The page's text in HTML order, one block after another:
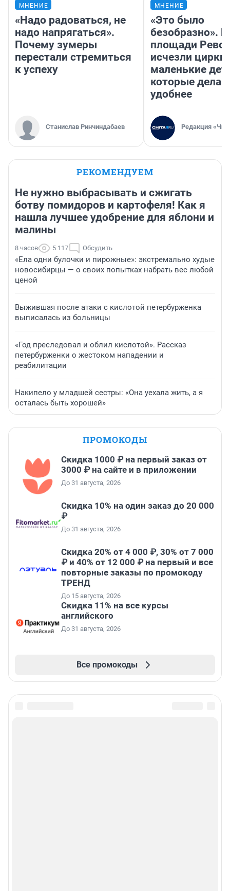
МНЕНИЕ
«Надо радоваться, не
надо напрягаться».
Почему зумеры
перестали стремиться
к успеху
Станислав Ринчиндабаев
МНЕНИЕ
«Это было
безобразно».
площади
исчезли цирки
маленькие
которые
удобнее
Редакция
РЕКОМЕНДУЕМ
Не нужно выбрасывать и сжигать
ботву помидоров и картофеля! Как я
нашла лучшее удобрение для яблони и
малины
8 часов 5 117 Обсудить
«Ела одни булочки и пирожные»: экстремально худые
новосибирцы — о своих попытках набрать вес любой
ценой
Выжившая после атаки с кислотой петербурженка
выписалась из больницы
«Год преследовал и облил кислотой». Рассказ
петербурженки о жестоком нападении и
реабилитации
Накипело у младшей сестры: «Она уехала жить, а я
осталась быть хорошей»
ПРОМОКОДЫ
Скидка 1000 ₽ на первый заказ от
3000 ₽ на сайте и в приложении
До 31 августа, 2026
Скидка 10% на один заказ до 20 000
₽
До 31 августа, 2026
Скидка 20% от 4 000 ₽, 30% от 7 000
₽ и 40% от 12 000 ₽ на первый и все
повторные заказы по промокоду
ТРЕНД
До 15 августа, 2026
Скидка 11% на все курсы
английского
До 31 августа, 2026
Все промокоды